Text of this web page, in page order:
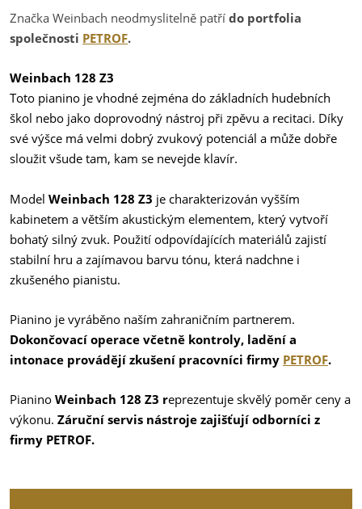
Značka Weinbach neodmyslitelně patří do portfolia
společnosti PETROF.
Weinbach 128 Z3
Toto pianino je vhodné zejména do základních hudebních
škol nebo jako doprovodný nástroj při zpěvu a recitaci. Díky
své výšce má velmi dobrý zvukový potenciál a může dobře
sloužit všude tam, kam se nevejde klavír.
Model Weinbach 128 Z3 je charakterizován vyšším
kabinetem a větším akustickým elementem, který vytvoří
bohatý silný zvuk. Použití odpovídajících materiálů zajistí
stabilní hru a zajímavou barvu tónu, která nadchne i
zkušeného pianistu.
Pianino je vyráběno naším zahraničním partnerem.
Dokončovací operace včetně kontroly, ladění a
intonace provádějí zkušení pracovníci firmy PETROF.
Pianino Weinbach 128 Z3 reprezentuje skvělý poměr ceny a
výkonu. Záruční servis nástroje zajišťují odborníci z
firmy PETROF.